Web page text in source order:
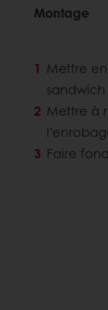
Montage
Mettre
Mettre à
Faire